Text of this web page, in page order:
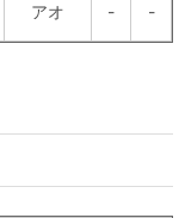
アオ - -